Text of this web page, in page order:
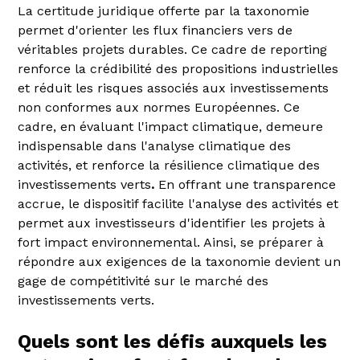
La certitude juridique offerte par la taxonomie
permet d'orienter les flux financiers vers de
véritables projets durables. Ce cadre de reporting
renforce la crédibilité des propositions industrielles
et réduit les risques associés aux investissements
non conformes aux normes Européennes. Ce
cadre, en évaluant l'impact climatique, demeure
indispensable dans l'analyse climatique des
activités, et renforce la résilience climatique des
investissements verts. En offrant une transparence
accrue, le dispositif facilite l'analyse des activités et
permet aux investisseurs d'identifier les projets à
fort impact environnemental. Ainsi, se préparer à
répondre aux exigences de la taxonomie devient un
gage de compétitivité sur le marché des
investissements verts.
Quels sont les défis auxquels les